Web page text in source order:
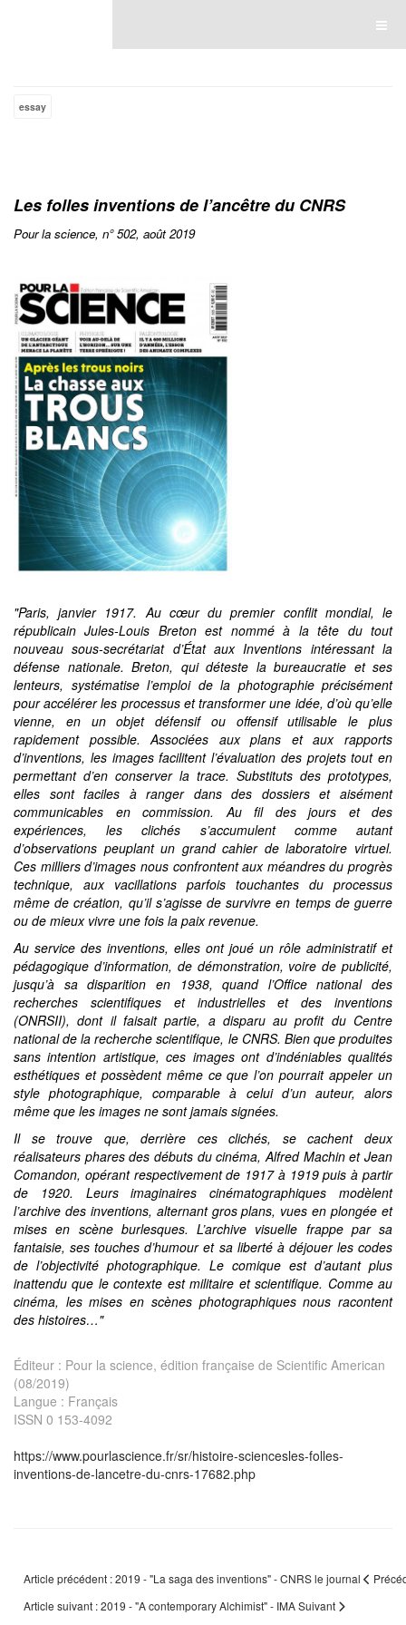
essay
Les folles inventions de l’ancêtre du CNRS
Pour la science, n° 502, août2019
"Paris, janvier 1917. Au cœur du premier conflit mondial, le
républicain Jules-Louis Breton est nommé à la tête du tout
nouveau sous-secrétariat d’État aux Inventions intéressant la
défense nationale. Breton, qui déteste la bureaucratie et ses
lenteurs, systématise l’emploi de la photographie précisément
pour accélérer les processus et transformer une idée, d’où qu’elle
vienne, en un objet défensif ou offensif utilisable le plus
rapidement possible. Associées aux plans et aux rapports
d’inventions, les images facilitent l’évaluation des projets tout en
permettant d’en conserver la trace. Substituts des prototypes,
elles sont faciles à ranger dans des dossiers et aisément
communicables en commission. Au fil des jours et des
expériences, les clichés s’accumulent comme autant
d’observations peuplant un grand cahier de laboratoire virtuel.
Ces milliers d’images nous confrontent aux méandres du progrès
technique, aux vacillations parfois touchantes du processus
même de création, qu’il s’agisse de survivre en temps de guerre
ou de mieux vivre une fois la paix revenue.
Au service des inventions, elles ont joué un rôle administratif et
pédagogique d’information, de démonstration, voire de publicité,
jusqu’à sa disparition en 1938, quand l’Office national des
recherches scientifiques et industrielles et des inventions
(ONRSII), dont il faisait partie, a disparu au profit du Centre
national de la recherche scientifique, le CNRS. Bien que produites
sans intention artistique, ces images ont d’indéniables qualités
esthétiques et possèdent même ce que l’on pourrait appeler un
style photographique, comparable à celui d’un auteur, alors
même que les images ne sont jamais signées.
Il se trouve que, derrière ces clichés, se cachent deux
réalisateurs phares des débuts du cinéma, Alfred Machin et Jean
Comandon, opérant respectivement de 1917 à 1919 puis à partir
de 1920. Leurs imaginaires cinématographiques modèlent
l’archive des inventions, alternant gros plans, vues en plongée et
mises en scène burlesques. L’archive visuelle frappe par sa
fantaisie, ses touches d’humour et sa liberté à déjouer les codes
de l’objectivité photographique. Le comique est d’autant plus
inattendu que le contexte est militaire et scientifique. Comme au
cinéma, les mises en scènes photographiques nous racontent
des histoires…"
Éditeur : Pour la science, édition française de Scientific American
(08/2019)
Langue : Français
ISSN 0 153-4092
https://www.pourlascience.fr/sr/histoire-sciencesles-folles-
inventions-de-lancetre-du-cnrs-17682.php
Article précédent : 2019 - "La saga des inventions" - CNRS le journal
Article suivant : 2019 - "A contemporary Alchimist" - IMASuivant